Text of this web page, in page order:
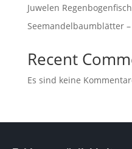
Juwelen
Seemandelbaumblätter
Recent
Es sind keine